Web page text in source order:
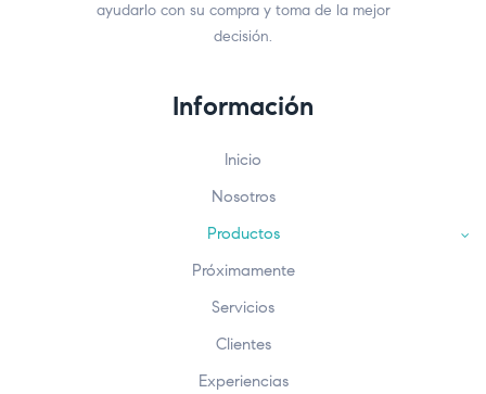
ayudarlo con su compra y toma de la mejor
decisión.
Información
Inicio
Nosotros
Productos
Próximamente
Servicios
Clientes
Experiencias